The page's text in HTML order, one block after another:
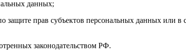
данных;
защите прав субъектов персональных данных или
законодательством РФ.